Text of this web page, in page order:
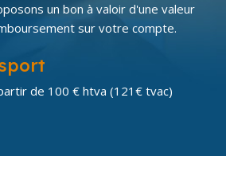
un bon à valoir d'une valeur
sur votre compte.
de 100 € htva (121€ tvac)